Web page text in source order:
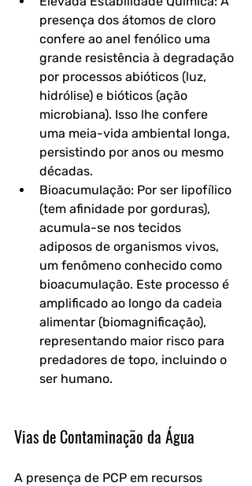
presença dos átomos de cloro
confere ao anel fenólico uma
grande resistência à degradação
por processos abióticos (luz,
hidrólise) e bióticos (ação
microbiana). Isso lhe confere
uma meia-vida ambiental longa,
persistindo por anos ou mesmo
décadas.
Bioacumulação: Por ser lipofílico
(tem afinidade por gorduras),
acumula-se nos tecidos
adiposos de organismos vivos,
um fenômeno conhecido como
bioacumulação. Este processo é
amplificado ao longo da cadeia
alimentar (biomagnificação),
representando maior risco para
predadores de topo, incluindo o
ser humano.
Vias de Contaminação da Água
A presença de PCP em recursos